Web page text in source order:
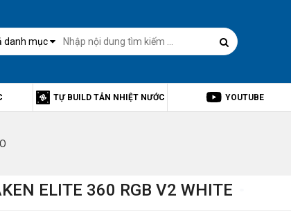
danh mục
TỰ BUILD TẢN NHIỆT NƯỚC YOUTUBE
ELITE 360 RGB V2 WHITE